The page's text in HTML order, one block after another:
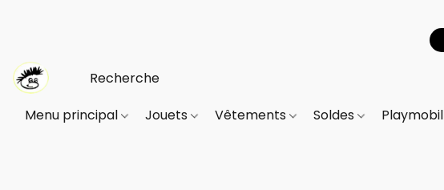
Menu principal Jouets Vêtements Soldes Playmobil